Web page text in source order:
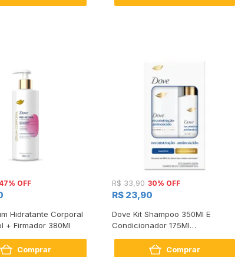
47% OFF
Hidratante Corporal
+ Firmador 380Ml
Comprar
R$ 33,90 30% OFF
R$ 23,90
Dove Kit Shampoo 350Ml E
Condicionador 175Ml
Comprar